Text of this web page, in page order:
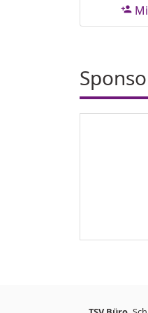
person_add